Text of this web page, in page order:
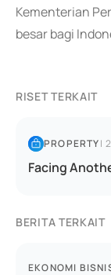
Kementerian
besar bagi
RISET TERKAIT
PROPERTY|
Facing
BERITA TERKAIT
EKONOMI